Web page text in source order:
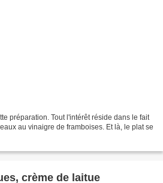
préparation. Tout l'intérêt réside dans le fait
au vinaigre de framboises. Et là, le plat se
crème de laitue